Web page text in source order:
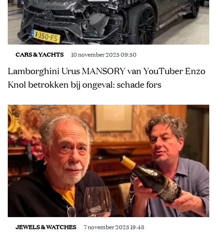
CARS & YACHTS 10 november 2025 09:50
Lamborghini Urus MANSORY van YouTuber Enzo
Knol betrokken bij ongeval: schade fors
JEWELS & WATCHES 7 november 2025 19:48